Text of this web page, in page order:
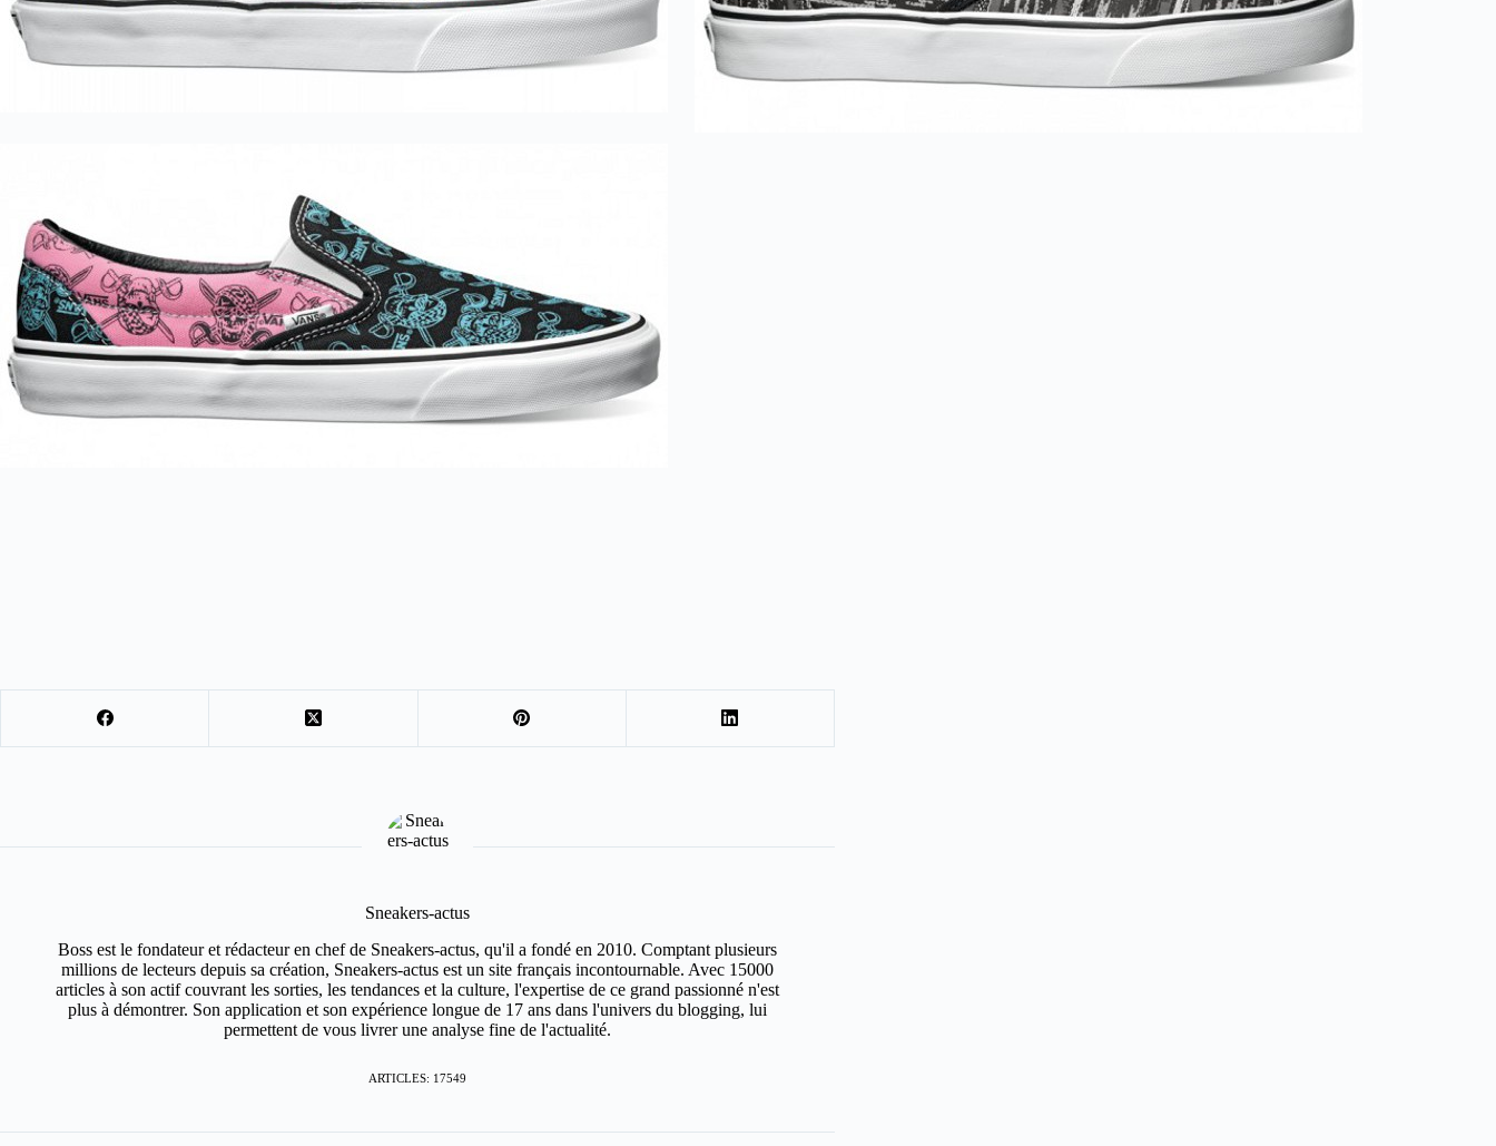
Sneakers-actus
Boss est le fondateur et rédacteur en chef de Sneakers-actus, qu'il a fondé en 2010. Comptant plusieurs
millions de lecteurs depuis sa création, Sneakers-actus est un site français incontournable. Avec 15000
articles à son actif couvrant les sorties, les tendances et la culture, l'expertise de ce grand passionné n'est
plus à démontrer. Son application et son expérience longue de 17 ans dans l'univers du blogging, lui
permettent de vous livrer une analyse fine de l'actualité.
ARTICLES: 17549